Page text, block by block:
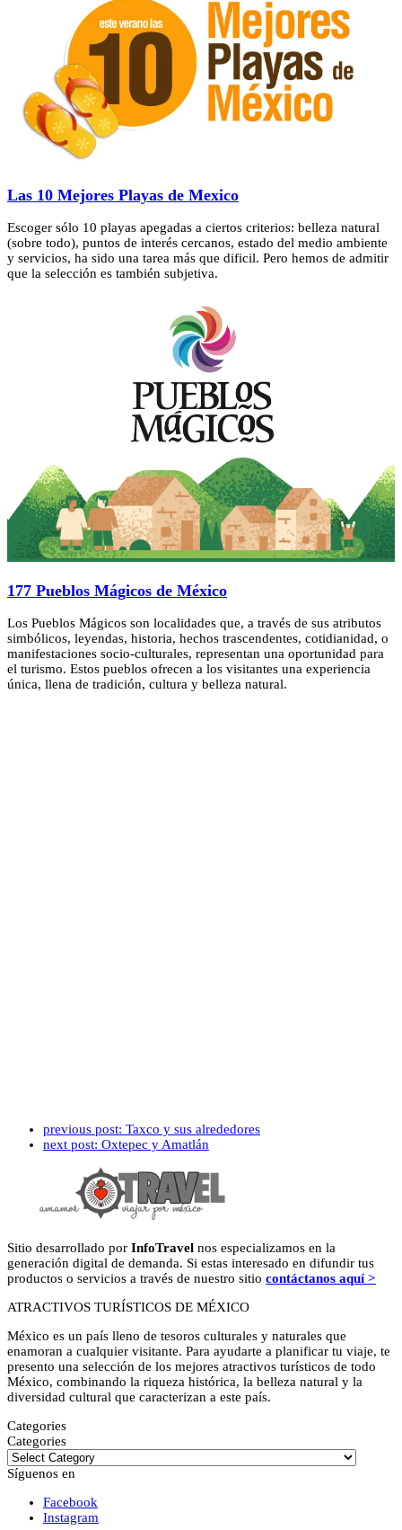
Las 10 Mejores Playas de Mexico
Escoger sólo 10 playas apegadas a ciertos criterios: belleza natural
(sobre todo), puntos de interés cercanos, estado del medio ambiente
y servicios, ha sido una tarea más que dificil. Pero hemos de admitir
que la selección es también subjetiva.
177 Pueblos Mágicos de México
Los Pueblos Mágicos son localidades que, a través de sus atributos
simbólicos, leyendas, historia, hechos trascendentes, cotidianidad, o
manifestaciones socio-culturales, representan una oportunidad para
el turismo. Estos pueblos ofrecen a los visitantes una experiencia
única, llena de tradición, cultura y belleza natural.
previous post: Taxco y sus alrededores
next post: Oxtepec y Amatlán
Sitio desarrollado por InfoTravel nos especializamos en la
generación digital de demanda. Si estas interesado en difundir tus
productos o servicios a través de nuestro sitio contáctanos aquí >
ATRACTIVOS TURÍSTICOS DE MÉXICO
México es un país lleno de tesoros culturales y naturales que
enamoran a cualquier visitante. Para ayudarte a planificar tu viaje, te
presento una selección de los mejores atractivos turísticos de todo
México, combinando la riqueza histórica, la belleza natural y la
diversidad cultural que caracterizan a este país.
Categories
Categories
Síguenos en
Facebook
Instagram